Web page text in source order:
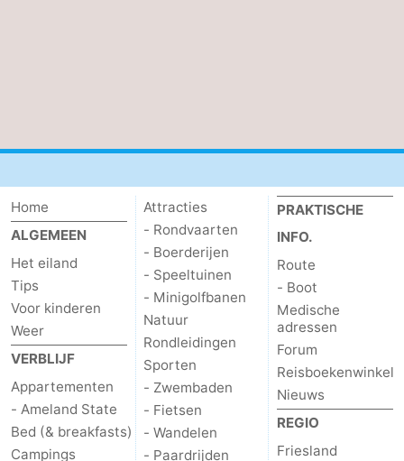
Home
ALGEMEEN
Het eiland
Tips
Voor kinderen
Weer
VERBLIJF
Appartementen
- Ameland State
Bed (& breakfasts)
Campings
Attracties
- Rondvaarten
- Boerderijen
- Speeltuinen
- Minigolfbanen
Natuur
Rondleidingen
Sporten
- Zwembaden
- Fietsen
- Wandelen
- Paardrijden
PRAKTISCHE
INFO.
Route
- Boot
Medische
adressen
Forum
Reisboekenwinkel
Nieuws
REGIO
Friesland